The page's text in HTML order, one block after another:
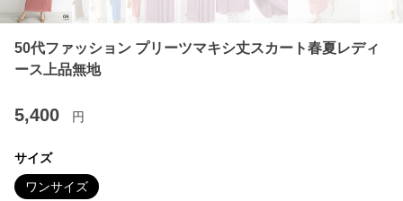
50代ファッション プリーツマキシ丈スカート春夏レディ
ース上品無地
5,400 円
サイズ
ワンサイズ